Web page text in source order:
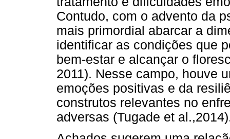
Contudo, com o advento da
mais primordial abarcar a
identificar as condições que
bem-estar e alcançar o
2011). Nesse campo, houve
emoções positivas e da
construtos relevantes no
adversas (Tugade et